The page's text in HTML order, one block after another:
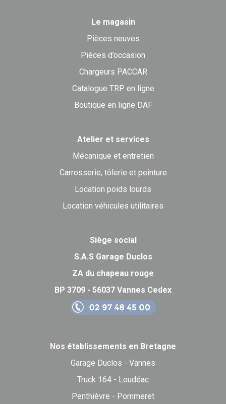
Le magasin
Pièces neuves
Pièces d’occasion
Chargeurs PACCAR
Catalogue TRP en ligne
Boutique en ligne DAF
Atelier et services
Mécanique et entretien
Carrosserie, tôlerie et peinture
Location poids lourds
Location véhicules utilitaires
Siège social
S.A.S Garage Duclos
ZA du chapeau rouge
BP 3709 - 56037 Vannes Cedex
Nos établissements en Bretagne
Garage Duclos - Vannes
Truck 164 - Loudéac
Penthièvre - Pommeret